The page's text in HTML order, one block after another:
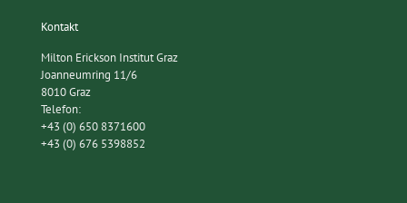
Kontakt
Milton Erickson Institut Graz
Joanneumring 11/6
8010 Graz
Telefon:
+43 (0) 650 8371600
+43 (0) 676 5398852